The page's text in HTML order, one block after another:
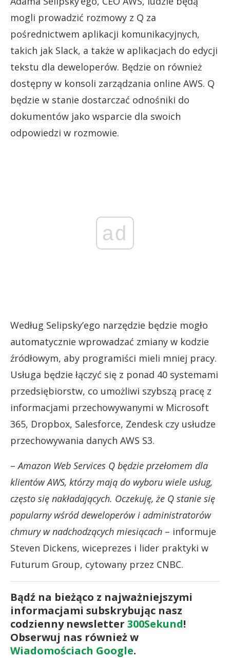
mogli prowadzić rozmowy z Q za
pośrednictwem aplikacji komunikacyjnych,
takich jak Slack, a także w aplikacjach do edycji
tekstu dla deweloperów. Będzie on również
dostępny w konsoli zarządzania online AWS. Q
będzie w stanie dostarczać odnośniki do
dokumentów jako wsparcie dla swoich
odpowiedzi w rozmowie.
ad
Według Selipsky’ego narzędzie będzie mogło
automatycznie wprowadzać zmiany w kodzie
źródłowym, aby programiści mieli mniej pracy.
Usługa będzie łączyć się z ponad 40 systemami
przedsiębiorstw, co umożliwi szybszą pracę z
informacjami przechowywanymi w Microsoft
365, Dropbox, Salesforce, Zendesk czy usłudze
przechowywania danych AWS S3.
–Amazon Web Services Q będzie przełomem dla
klientów AWS, którzy mają do wyboru wiele usług,
często się nakładających. Oczekuję, że Q stanie się
popularny wśród deweloperów i administratorów
chmury w nadchodzących miesiącach – informuje
Steven Dickens, wiceprezes i lider praktyki w
Futurum Group, cytowany przez CNBC.
Bądź na bieżąco z najważniejszymi
informacjami subskrybując nasz
codzienny newsletter 300Sekund!
Obserwuj nas również w
Wiadomościach Google.